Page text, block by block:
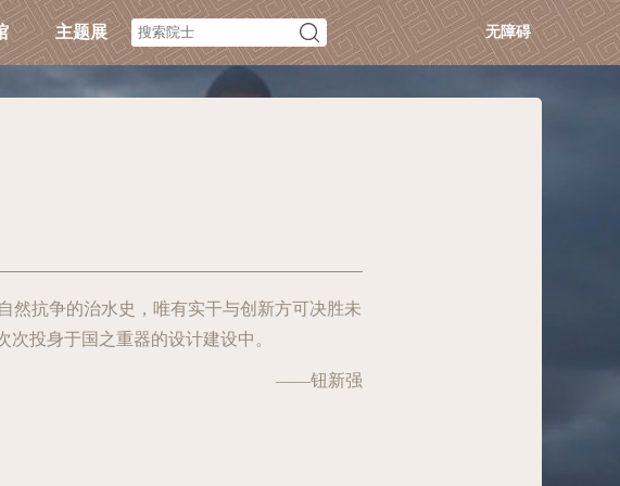
主题展 无障碍
然抗争的治水史，唯有实干与创新方可决胜未
投身于国之重器的设计建设中。
——钮新强